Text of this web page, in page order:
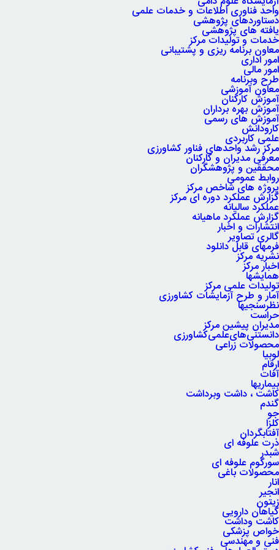
واحد فناوری اطلاعات و خدمات علمی
دستاوردهای پژوهشی
یافته های پژوهشی
خدمات و تولیدات مرکز
معاون برنامه ریزی و پشتیبانی
امور اداری
امور مالی
طرح وبرنامه
معاون آموزشی
آموزش کارکنان
آموزش بهره برداران
آموزش های رسمی
کارودانش
علمی کاربردی
مرکز رشد واحدهای فناور کشاورزی
معرفی مدیران و کارکنان
محققین و پژوهشگران
روابط عمومی
پروژه های شاخص مرکز
گزارش عملکرد دوره ای مرکز
عملکرد سالیانه
گزارش عملکرد ماهیانه
انتشارات و اخبار
گالری تصاویر
فرمهای قابل دانلود
نشریه مرکز
اخبار مرکز
همایشها
تولیدات علمی مرکز
آمار و طرح آزمایشات کشاورزی
نظرسنجیها
حراست
مدیران پیشین مرکز
دانستنی‌های‌علمی‌کشاورزی
محصولات زراعی
لوبیا
ارقام
آفات
بیماریها
کاشت ، داشت وبرداشت
گندم
جو
کلزا
آفتابگردان
ذرت علوفه ای
شبدر
سورگوم علوفه ای
محصولات باغی
انار
انجیر
زیتون
گیاهان دارویی
کاشت وداشت
خواص پزشکی
فنی و مهندسی